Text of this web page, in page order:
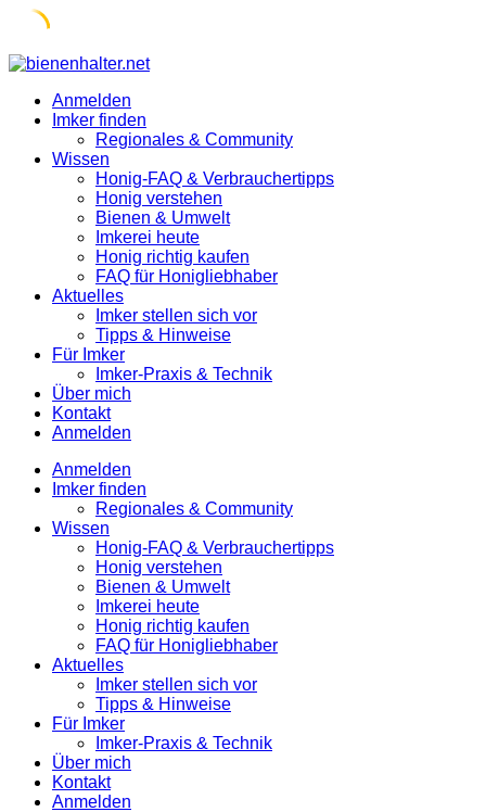
Skip
contentAnmelden
Imker finden
Regionales & Community
Wissen
Honig-FAQ & Verbrauchertipps
Honig verstehen
Bienen & Umwelt
Imkerei heute
Honig richtig kaufen
FAQ für Honigliebhaber
Aktuelles
Imker stellen sich vor
Tipps & Hinweise
Für Imker
Imker-Praxis & Technik
Über mich
Kontakt
Anmelden
Anmelden
Imker finden
Regionales & Community
Wissen
Honig-FAQ & Verbrauchertipps
Honig verstehen
Bienen & Umwelt
Imkerei heute
Honig richtig kaufen
FAQ für Honigliebhaber
Aktuelles
Imker stellen sich vor
Tipps & Hinweise
Für Imker
Imker-Praxis & Technik
Über mich
Kontakt
Anmelden